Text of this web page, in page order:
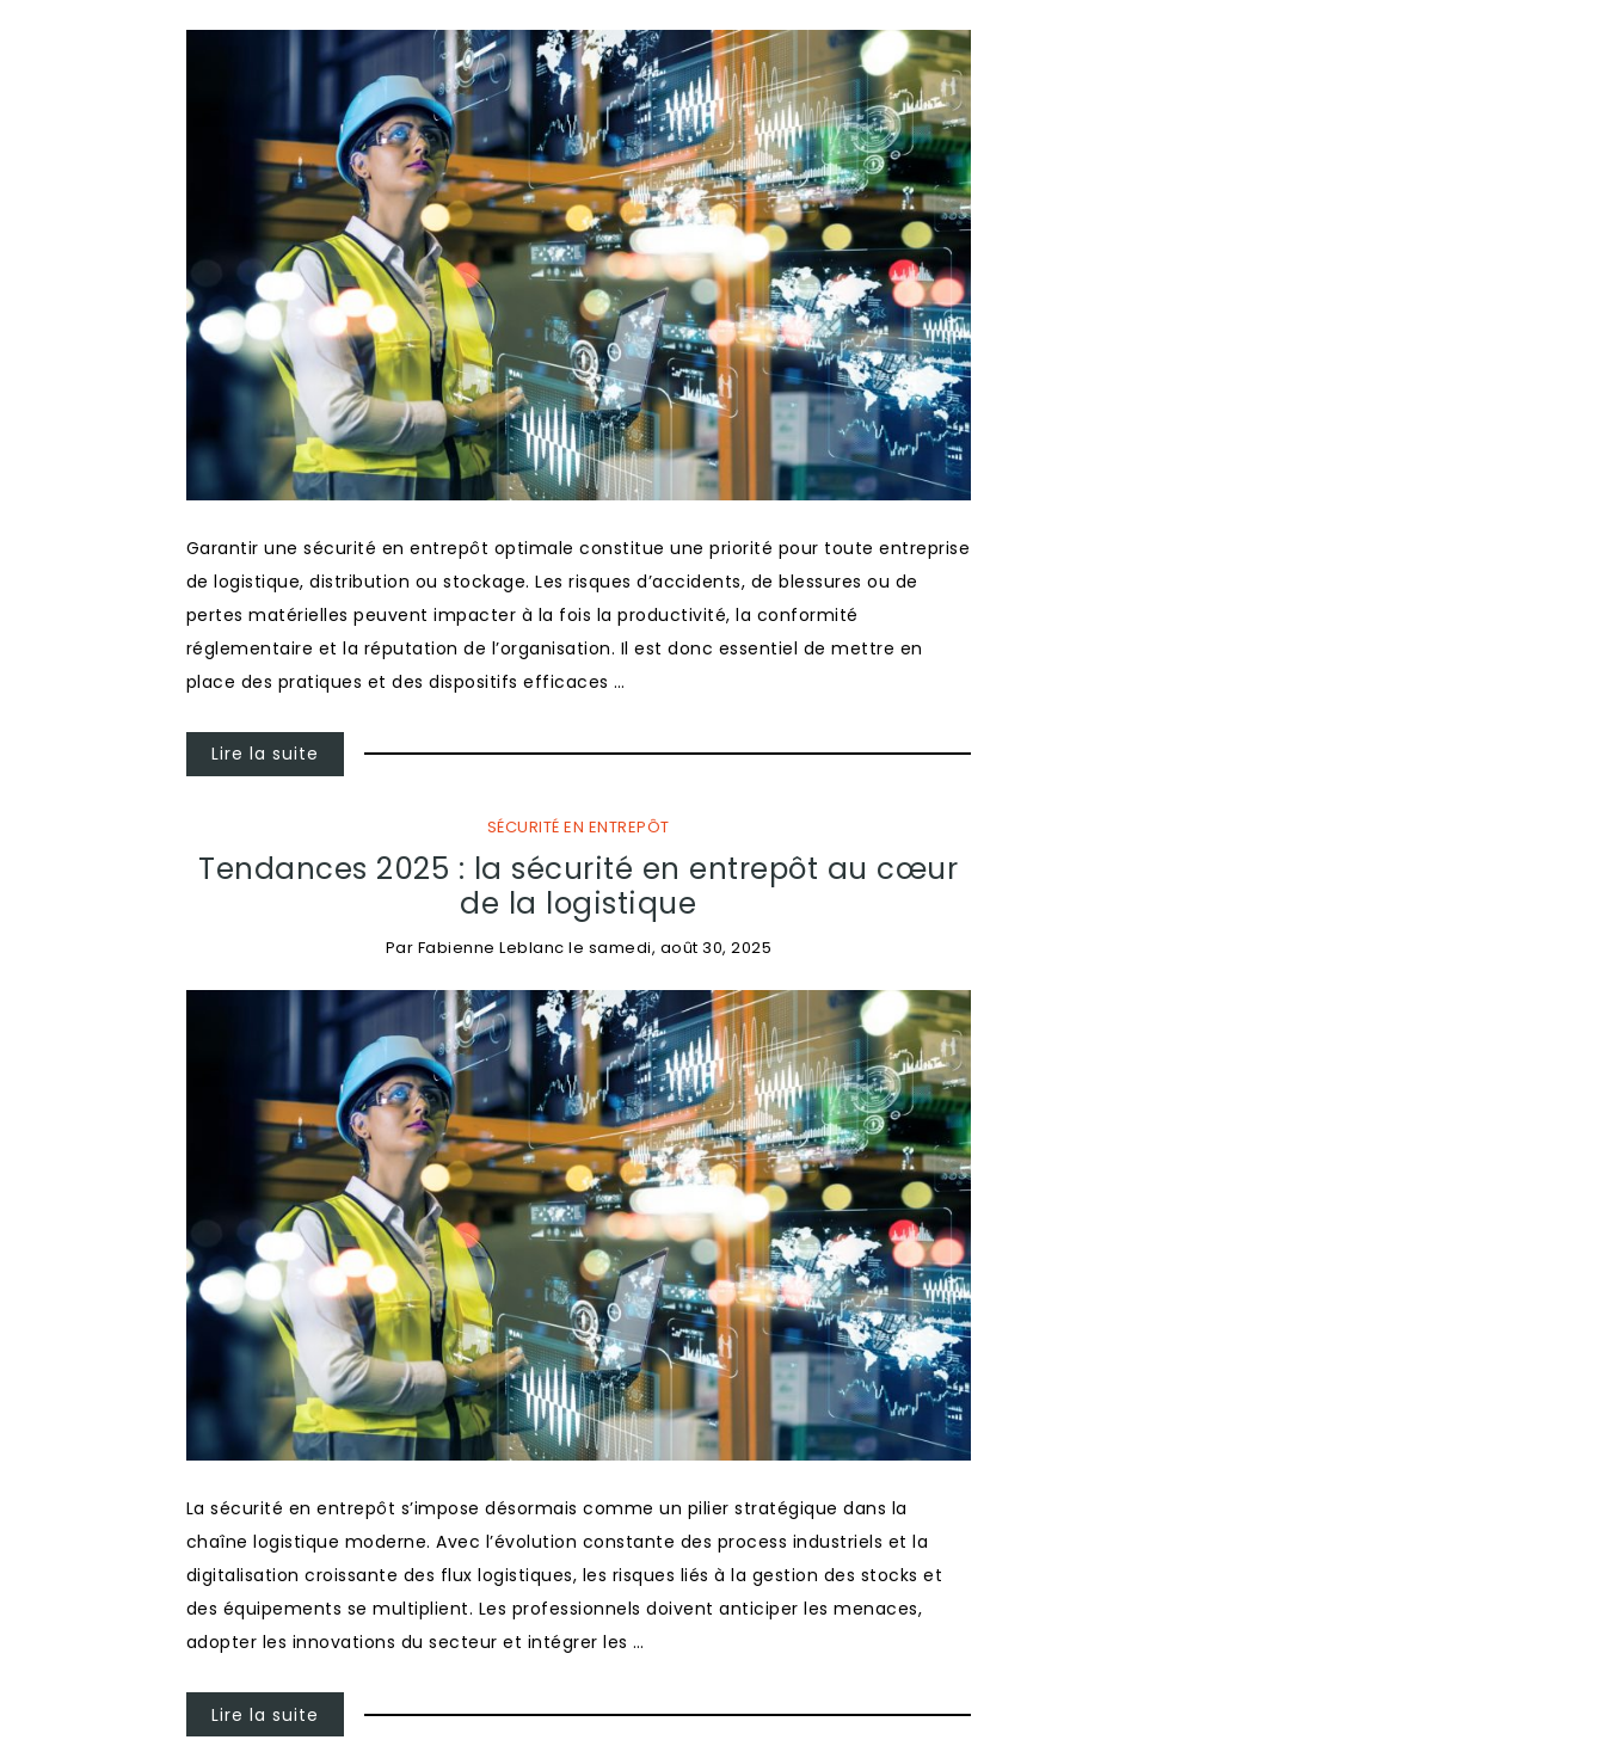
Garantir une sécurité en entrepôt optimale constitue une priorité pour toute entreprise
de logistique, distribution ou stockage. Les risques d’accidents, de blessures ou de
pertes matérielles peuvent impacter à la fois la productivité, la conformité
réglementaire et la réputation de l’organisation. Il est donc essentiel de mettre en
place des pratiques et des dispositifs efficaces …
Lire la suite
SÉCURITÉ EN ENTREPÔT
Tendances 2025 : la sécurité en entrepôt au cœur
de la logistique
Par Fabienne Leblanc le samedi, août 30, 2025
La sécurité en entrepôt s’impose désormais comme un pilier stratégique dans la
chaîne logistique moderne. Avec l’évolution constante des process industriels et la
digitalisation croissante des flux logistiques, les risques liés à la gestion des stocks et
des équipements se multiplient. Les professionnels doivent anticiper les menaces,
adopter les innovations du secteur et intégrer les …
Lire la suite